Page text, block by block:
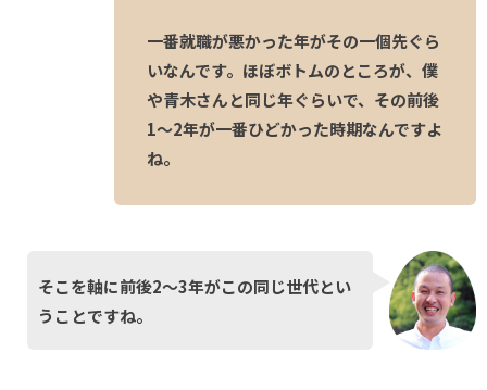
一番就職が悪かった年がその一個先ぐら
いなんです。ほぼボトムのところが、僕
や青木さんと同じ年ぐらいで、その前後
1〜2年が一番ひどかった時期なんですよ
ね。
そこを軸に前後2〜3年がこの同じ世代とい
うことですね。